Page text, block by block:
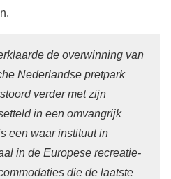
de overwinning van
Nederlandse pretpark
verder met zijn
in een omvangrijk
een waar instituut in
in de Europese recreatie-
die de laatste